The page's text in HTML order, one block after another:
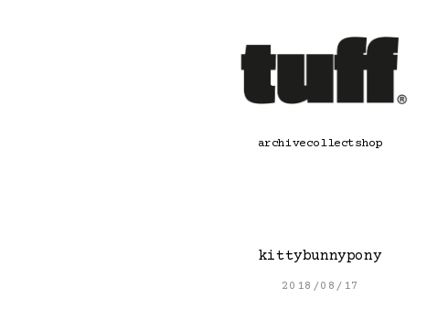
archivecollectshop
kittybunnypony
2018/08/17